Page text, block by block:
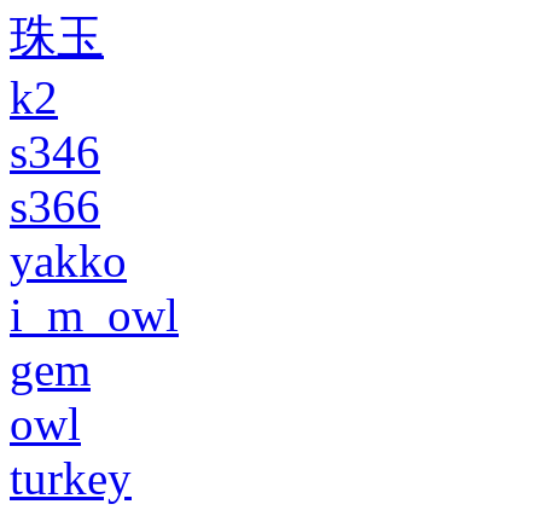
珠玉
k2
s346
s366
yakko
i_m_owl
gem
owl
turkey